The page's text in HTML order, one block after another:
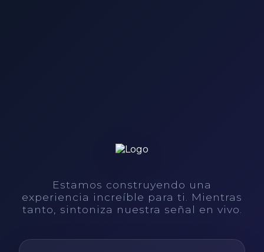
Estamos construyendo una
experiencia increíble para ti. Mientras
tanto, sintoniza nuestra señal en vivo.